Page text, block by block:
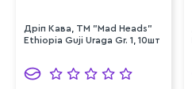
Дріп Кава, ТМ "Mad Heads"
Ethiopia Guji Uraga Gr. 1, 10шт